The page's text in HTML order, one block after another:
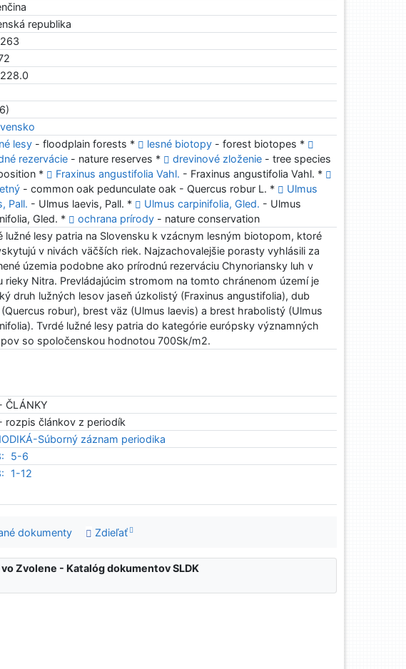
republika
lesy - floodplain forests * lesné biotopy - forest biotopes *
rezervácie - nature reserves * drevinové zloženie - tree species
*
Fraxinus angustifolia Vahl. - Fraxinus angustifolia Vahl. *
- common oak pedunculate oak - Quercus robur L. *
Ulmus
Pall. - Ulmus laevis, Pall. * Ulmus carpinifolia, Gled. - Ulmus
Gled. *
ochrana prírody - nature conservation
lužné lesy patria na Slovensku k vzácnym lesným biotopom, ktoré
v nivách väčších riek. Najzachovalejšie porasty vyhlásili za
územia podobne ako prírodnú rezerváciu Chynoriansky luh v
rieky Nitra. Prevládajúcim stromom na tomto chránenom území je
druh lužných lesov jaseň úzkolistý (Fraxinus angustifolia), dub
robur), brest väz (Ulmus laevis) a brest hrabolistý (Ulmus
Tvrdé lužné lesy patria do kategórie európsky významných
so spoločenskou hodnotou 700Sk/m2.
ČLÁNKY
rozpis článkov z periodík
Súborný záznam periodika
5-6
1-12
dokumenty Zdieľať
Zvolene - Katalóg dokumentov SLDK